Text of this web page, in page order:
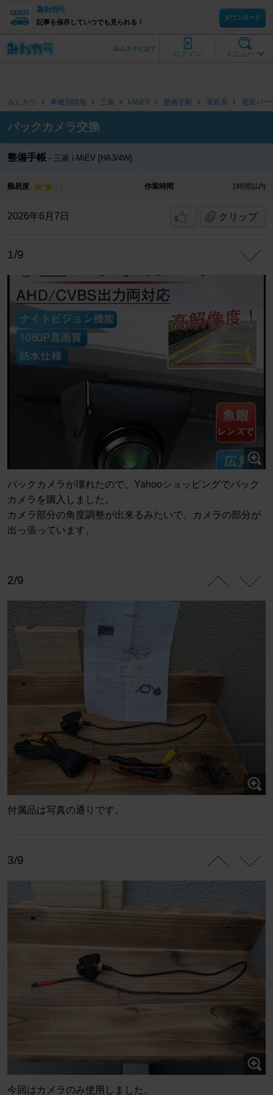
記事を保存していつでも見られる！
ダウンロード
メニュー
ログイン
みんカラとは？
みんカラ 車種別情報 三菱 i-MiEV 整備手帳 電装系 電装パー
バックカメラ交換
整備手帳 三菱 i-MiEV [HA3/4W]
難易度 作業時間 1時間以内
2026年6月7日 クリップ
1/9
バックカメラが壊れたので、Yahooショッピングでバック
カメラを購入しました。
カメラ部分の角度調整が出来るみたいで、カメラの部分が
出っ張っています。
2/9
付属品は写真の通りです。
3/9
今回はカメラのみ使用しました。